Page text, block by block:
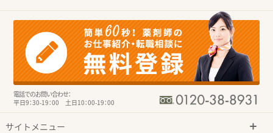
電話でのお問い合わせ：
平日9：30-19：00 土日10：00-19：00
サイトメニュー